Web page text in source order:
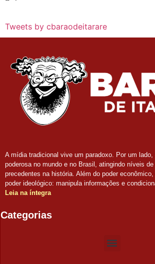
Tweets by cbaraodeitarare
A mídia tradicional vive um paradoxo. Por um
poderosa no mundo e no Brasil, atingindo níveis
precedentes na história. Além do poder
poder ideológico: manipula informações e
Leia na íntegra
Categorias